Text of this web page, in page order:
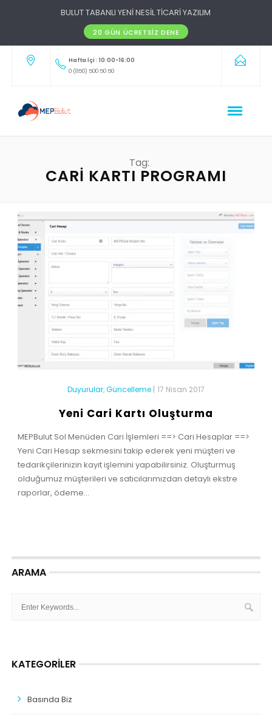
BULUT TABANLI YENİ NESİL TİCARİ YAZILIM
20 GÜN ÜCRETSIZ DENE
Hafta İçi : 10:00-16:00
0 (850) 500 50 50
Tag:
CARI KARTI PROGRAMI
Duyurular,Güncelleme| 17 Nisan 2017
Yeni Cari Kartı Oluşturma
MEPBulut Sol Menüden Cari İşlemleri ==> Cari Hesaplar ==>
Yeni Cari Hesap sekmesini takip ederek yeni müşteri ve
tedarikçilerinizin kayıt işlemini yapabilirsiniz. Oluşturmuş
olduğumuz müşterileri ve satıcılarımızdan detaylı ekstre
raporlar, ödeme...
ARAMA
KATEGORILER
Basında Biz